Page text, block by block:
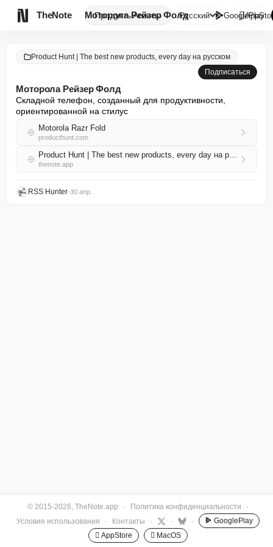
TheNote ПродуктыАгенты
Моторола Рейзер ФолдРусский GooglePlay

Product Hunt | The best new products, every day на русском
Подписаться
Моторола Рейзер Фолд
Складной телефон, созданный для продуктивности,
ориентированной на стилус
Motorola Razr Fold
producthunt.com
Product Hunt | The best new products, every day на русском RSS
thenote.app
RSS Hunter•30 апр.
© 2015-2026, TheNote.app · Политика конфиденциальности
·
Условия использования
· Контакты · · ·
GooglePlay
 AppStore
 MacOS